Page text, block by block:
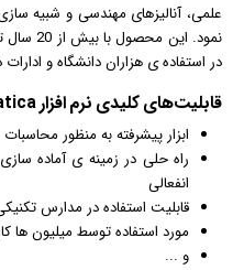
علمی، آنالیزهای مهندسی و شبیه
نمود.
در استفاده ی هزاران دانشگاه و
قابلیت‌های کلیدی نرم افزار
ابزار پیشرفته به منظور محاسبات
راه حلی در زمینه ی آماده سازی
انفعالی
قابلیت استفاده در مدارس
مورد استفاده توسط میلیون ها
و ...